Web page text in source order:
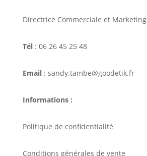
Directrice Commerciale et Marketing
Tél: 06 26 45 25 48
Email: sandy.tambe@goodetik.fr
Informations :
Politique de confidentialité
Conditions générales de vente